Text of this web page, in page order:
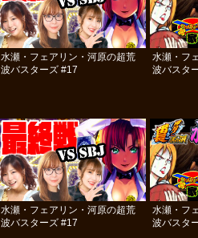
水瀬・フェアリン・河原の超荒
波バスターズ #17
水瀬・フ
波バスタ
水瀬・フェアリン・河原の超荒
波バスターズ #17
水瀬・フ
波バスタ